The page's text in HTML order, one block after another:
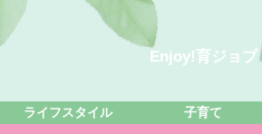
Enjoy!育ジョブ
ライフスタイル 子育て